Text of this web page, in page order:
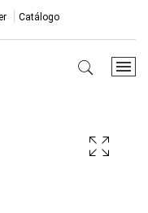
Catálogo